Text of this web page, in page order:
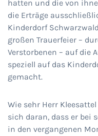
hatten und die von
die Erträge
Kinderdorf
großen Trauerfeier –
Verstorbenen – auf die
speziell auf das
gemacht.
Wie sehr Herr
sich daran, dass er bei
in den vergangenen